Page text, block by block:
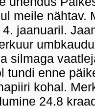
meile nähtav.
jaanuaril.
silmaga
tundi enne
kohal.
24.8